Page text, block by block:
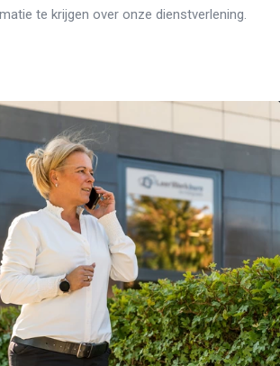
te krijgen over onze dienstverlening.